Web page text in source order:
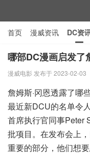
首页 漫威资讯 DC资
电视剧资源 漫威图片
哪部DC漫画启发了
漫威电影 发布于 2023-02-03
詹姆斯·冈恩透露了哪
最近新DCU的名单令
首席执行官同事Peter
批项目。在发布会上
重要的部分，他们想要